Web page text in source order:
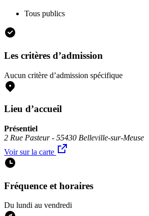
Tous publics
Les critères d’admission
Aucun critère d’admission spécifique
Lieu d’accueil
Présentiel
2 Rue Pasteur - 55430 Belleville-sur-Meuse
Voir sur la carte
Fréquence et horaires
Du lundi au vendredi